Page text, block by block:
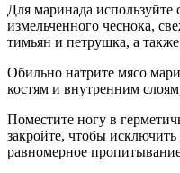
Для маринада используйте
измельченного чеснока,
тимьян и петрушка, а
Обильно натрите мясо
костям и внутренним
Поместите ногу в
закройте, чтобы
равномерное